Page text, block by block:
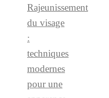
Rajeunissement
du visage
:
techniques
modernes
pour une